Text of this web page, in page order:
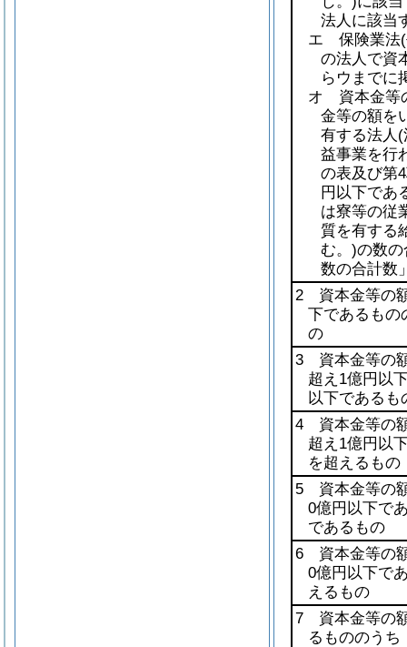
法人に該当
エ 保険業法
の法人で資
らウまでに
オ 資本金等
金等の額を
有する法人 (
益事業を行
の表及び第
円以下であ
は寮等の従
質を有する
む。)の数の
数の合計数
2 資本金等の
下であるもの
の
3 資本金等の
超え1億円以
以下であるも
4 資本金等の
超え1億円以
を超えるもの
5 資本金等の
0億円以下で
であるもの
6 資本金等の
0億円以下で
えるもの
7 資本金等の
るもののうち